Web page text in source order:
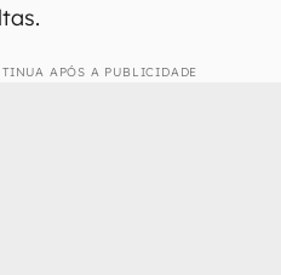
APÓS A PUBLICIDADE